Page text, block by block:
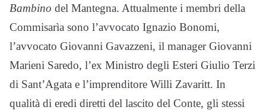
Bambino del Mantegna. Attualmente i membri della
Commisarìa sono l’avvocato Ignazio Bonomi,
l’avvocato Giovanni Gavazzeni, il manager Giovanni
Marieni Saredo, l’ex Ministro degli Esteri Giulio Terzi
di Sant’Agata e l’imprenditore Willi Zavaritt. In
qualità di eredi diretti del lascito del Conte, gli stessi